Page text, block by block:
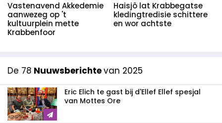
Vastenavend Akkedemie
aanwezeg op 't
kultuurplein mette
Krabbenfoor
Haisjô lat Krabbegatse
kledingtredisie schittere
en wor achtste
De 78 Nuuwsberichtevan 2025
Eric Elich te gast bij d'Ellef Ellef spesjal
van Mottes Ore